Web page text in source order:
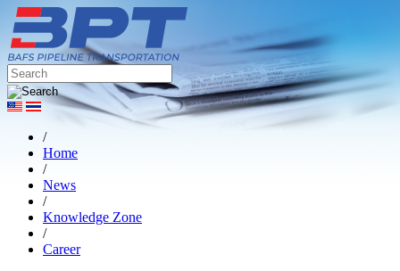
/
Home
/
News
/
Knowledge Zone
/
Career